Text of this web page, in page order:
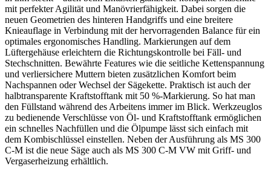
mit perfekter Agilität und Manövrierfähigkeit. Dabei sorgen die
neuen Geometrien des hinteren Handgriffs und eine breitere
Knieauflage in Verbindung mit der hervorragenden Balance für ein
optimales ergonomisches Handling. Markierungen auf dem
Lüftergehäuse erleichtern die Richtungskontrolle bei Fäll- und
Stechschnitten. Bewährte Features wie die seitliche Kettenspannung
und verliersichere Muttern bieten zusätzlichen Komfort beim
Nachspannen oder Wechsel der Sägekette. Praktisch ist auch der
halbtransparente Kraftstofftank mit 50 %-Markierung. So hat man
den Füllstand während des Arbeitens immer im Blick. Werkzeuglos
zu bedienende Verschlüsse von Öl- und Kraftstofftank ermöglichen
ein schnelles Nachfüllen und die Ölpumpe lässt sich einfach mit
dem Kombischlüssel einstellen. Neben der Ausführung als MS 300
C-M ist die neue Säge auch als MS 300 C-M VW mit Griff- und
Vergaserheizung erhältlich.